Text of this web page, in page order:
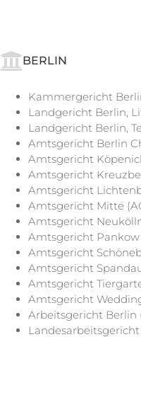
BERLIN
Kammergericht
Landgericht Berlin,
Landgericht Berlin,
Amtsgericht Berlin
Amtsgericht
Amtsgericht
Amtsgericht
Amtsgericht Mitte
Amtsgericht
Amtsgericht Pankow
Amtsgericht
Amtsgericht
Amtsgericht
Amtsgericht
Arbeitsgericht Berlin